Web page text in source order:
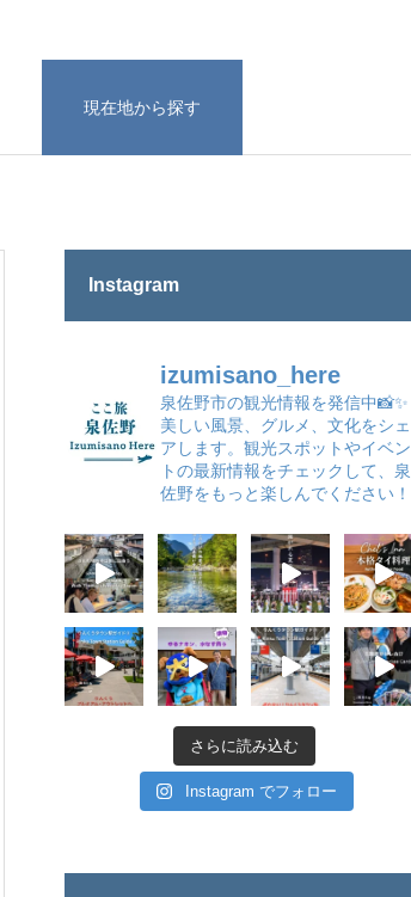
現在地から探す
Instagram
izumisano_here
泉佐野市の観光情報を発信中📸✨
美しい風景、グルメ、文化をシェ
アします。観光スポットやイベン
トの最新情報をチェックして、泉
佐野をもっと楽しんでください！
さらに読み込む
Instagram でフォロー